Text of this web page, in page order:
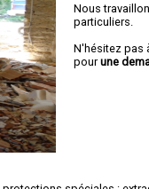
Nous
particuliers.
N'hésitez pas
pourune